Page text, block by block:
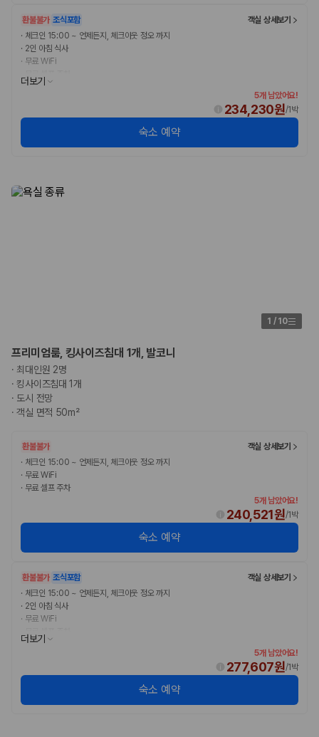
환불불가 조식포함
객실 상세보기
· 체크인 15:00 ~ 언제든지, 체크아웃 정오 까지
· 2인 아침 식사
· 무료 WiFi
무료 셀프 주차
더보기
5개 남았어요!
234,230원/1박
숙소 예약
1 / 10
프리미엄룸, 킹사이즈침대 1개, 발코니
· 최대인원 2명
·킹사이즈침대 1개
· 도시 전망
·객실 면적 50m²
환불불가
객실 상세보기
· 체크인 15:00 ~ 언제든지, 체크아웃 정오 까지
· 무료 WiFi
· 무료 셀프 주차
5개 남았어요!
240,521원/1박
숙소 예약
환불불가 조식포함
객실 상세보기
· 체크인 15:00 ~ 언제든지, 체크아웃 정오 까지
· 2인 아침 식사
· 무료 WiFi
무료 셀프 주차
더보기
5개 남았어요!
277,607원/1박
숙소 예약